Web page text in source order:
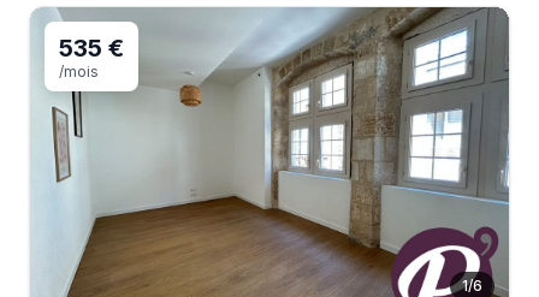
1/6
535 €
/mois